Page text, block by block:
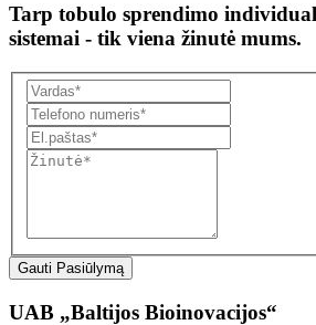
Tarp tobulo sprendimo
sistemai - tik viena žinutė mums.
Gauti Pasiūlymą
UAB „Baltijos Bioinovacijos“